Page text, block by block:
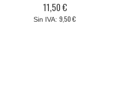
11,50 €
9,50 €